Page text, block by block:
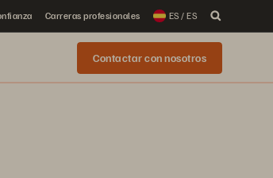
Carreras profesionales ES / ES
Contactar con nosotros